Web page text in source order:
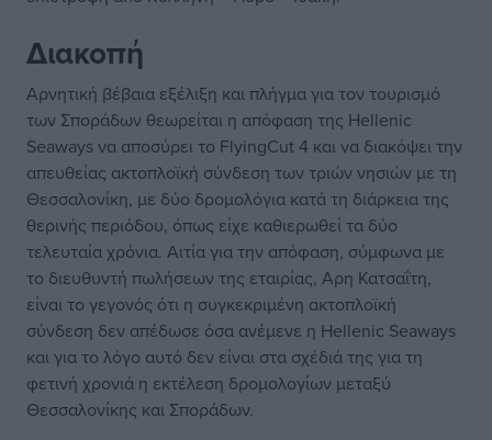
Διακοπή
Αρνητική βέβαια εξέλιξη και πλήγμα για τον τουρισμό
των Σποράδων θεωρείται η απόφαση της Hellenic
Seaways να αποσύρει το FlyingCut 4 και να διακόψει την
απευθείας ακτοπλοϊκή σύνδεση των τριών νησιών με τη
Θεσσαλονίκη, με δύο δρομολόγια κατά τη διάρκεια της
θερινής περιόδου, όπως είχε καθιερωθεί τα δύο
τελευταία χρόνια. Αιτία για την απόφαση, σύμφωνα με
το διευθυντή πωλήσεων της εταιρίας, Αρη Κατσαΐτη,
είναι το γεγονός ότι η συγκεκριμένη ακτοπλοϊκή
σύνδεση δεν απέδωσε όσα ανέμενε η Hellenic Seaways
και για το λόγο αυτό δεν είναι στα σχέδιά της για τη
φετινή χρονιά η εκτέλεση δρομολογίων μεταξύ
Θεσσαλονίκης και Σποράδων.